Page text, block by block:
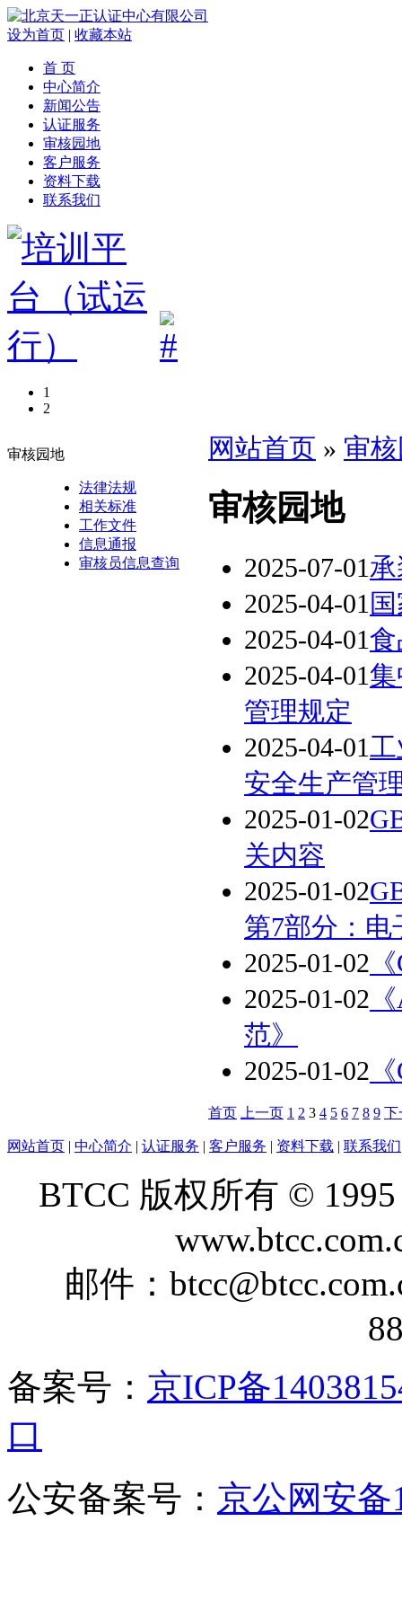
设为首页 | 收藏本站
首 页
中心简介
新闻公告
认证服务
审核园地
客户服务
资料下载
联系我们
1
2
审核园地
法律法规
相关标准
工作文件
信息通报
审核员信息查询
网站首页 » 审
审核园地
2025-07-01
2025-04-01
2025-04-01
2025-04-01
管理规定
2025-04-01
安全生产管
2025-01-02
关内容
2025-01-02
第7部分：电
2025-01-02
2025-01-02
范》
2025-01-02
首页 上一页 1 2 3 4 5 6 7 8 9 下
网站首页 | 中心简介 | 认证服务 | 客户服务 | 资料下载 | 联系我们
BTCC 版权所有 ©
邮件：
备案号： 京ICP备
口
公安备案号： 京公网安备